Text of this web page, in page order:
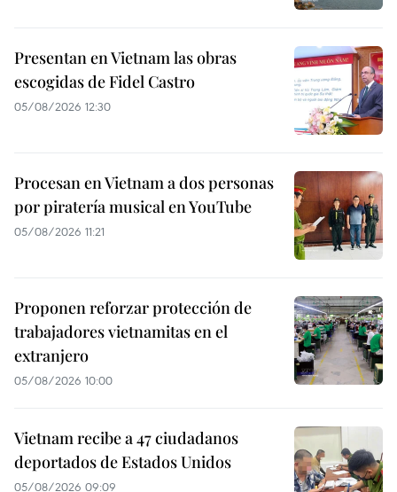
Presentan en Vietnam las obras
escogidas de Fidel Castro
05/08/2026 12:30
Procesan en Vietnam a dos personas
por piratería musical en YouTube
05/08/2026 11:21
Proponen reforzar protección de
trabajadores vietnamitas en el
extranjero
05/08/2026 10:00
Vietnam recibe a 47 ciudadanos
deportados de Estados Unidos
05/08/2026 09:09